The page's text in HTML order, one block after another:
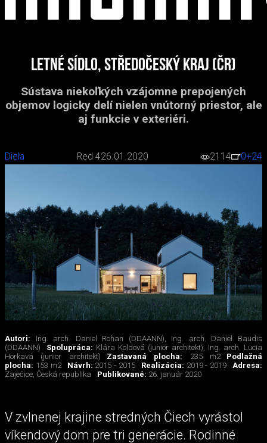
Letné sídlo, Středočeský kraj (ČR)
Sústava niekoľkých vzájomne prepojených
objemov logicky delí nielen vnútorný priestor, ale
aj funkcie v exteriéri.
Diela Red 426.01.2020 2114 0+24
Autori: Ing. arch. Daniel Rohan (DDAANN), Ing. arch. Daniel Baudis
(DDAANN)
Spolupráca: Klára Koldová (junior architekt), Ing. arch. Lucia
Horkavá (junior architekt)
Zastavaná plocha: 235 m2
Podlažná
plocha: 153 m2 Návrh: 2015 - 2015 Realizácia: 2019 - 2019
Adresa:
Zaječice, Česká republika
Publikované: 26. január 2020
V zvlnenej krajine stredných Čiech vyrástol
víkendový dom pre tri generácie. Rodinné